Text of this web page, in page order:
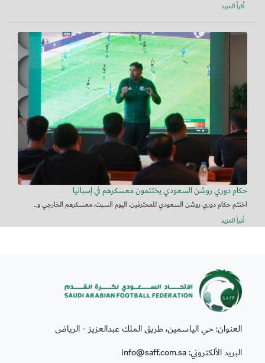
أقرأ المزيد
حكام دوري روشن السعودي يختتمون معسكرهم في إسبانيا
اختتم حكام دوري روشن السعودي للمحترفين، اليوم السبت، معسكرهم الخارجي و...
أقرأ المزيد
العنوان: حي الياسمين، طريق الملك عبدالعزيز - الرياض
البريد الألكتروني: info@saff.com.sa